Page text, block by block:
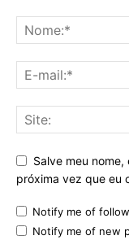
Salve meu
próxima vez que eu
Notify me of
Notify me of new